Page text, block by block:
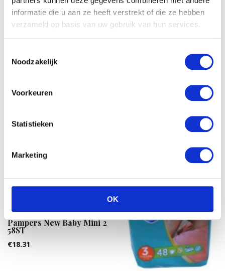
informatie die u aan ze heeft verstrekt of die ze hebben
verzameld op basis van uw gebruik van hun services.
Noodzakelijk
Voorkeuren
Statistieken
Marketing
OK
Pampers Simply Dry Maxi
Pampers New Baby Mini 2
58ST
€18.31